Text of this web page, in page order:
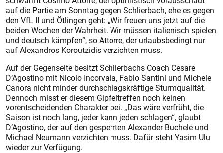
auf die Partie am Sonntag gegen Schlierbach, ehe es gegen
den VfL II und Ötlingen geht: „Wir freuen uns jetzt auf die
beiden Wochen der Wahrheit. Wir müssen italienisch spielen
und deutsch kämpfen“, so Attorre, der urlaubsbedingt nur
auf Alexandros Koroutzidis verzichten muss.
Auf der Gegenseite besitzt Schlierbachs Coach Cesare
D‘Agostino mit Nicolo Incorvaia, Fabio Santini und Michele
Canora nicht minder durchschlagskräftige Sturmqualität.
Dennoch misst er diesem Gipfeltreffen noch keinen
vorentscheidenden Charakter bei. „Das wäre verfrüht, die
Saison ist noch lang, jeder kann jeden schlagen“, glaubt
D‘Agostino, der auf den gesperrten Alexander Buchele und
Michael Neumann verzichten muss. Dafür steht Yasim Ulu
wieder zur Verfügung.